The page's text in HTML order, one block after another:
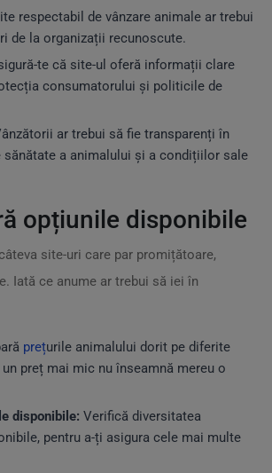
respectabil de vânzare animale ar trebui
de la organizații recunoscute.
te că site-ul oferă informații clare
consumatorului și politicile de
ar trebui să fie transparenți în
sănătate a animalului și a condițiilor sale
opțiunile disponibile
site-uri care par promițătoare,
Iată ce anume ar trebui să iei în
prețurile animalului dorit pe diferite
preț mai mic nu înseamnă mereu o
disponibile: Verifică diversitatea
pentru a-ți asigura cele mai multe